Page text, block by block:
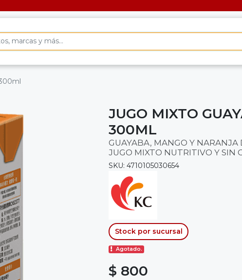
JUGO MIXTO
300ML
GUAYABA, MANGO Y NARANJA
JUGO MIXTO NUTRITIVO Y SIN
SKU: 4710105030654
Stock por sucursal
Agotado.
$ 800